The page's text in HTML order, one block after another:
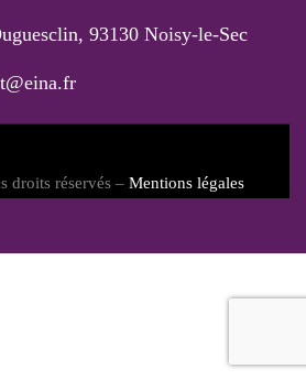
93130 Noisy-le-Sec
droits réservés – Mentions légales